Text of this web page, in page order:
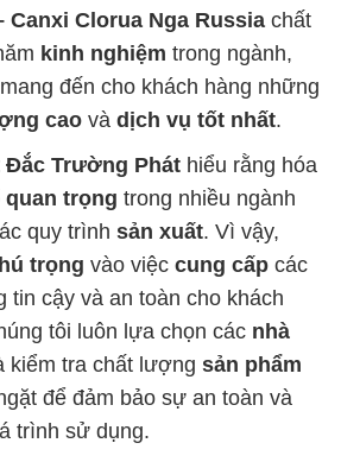
Canxi Clorua Nga Russia chất
kinh nghiệm trong ngành,
đến cho khách hàng những
cao và dịch vụ tốt nhất.
Đắc Trường Phát hiểu rằng hóa
quan trọng trong nhiều ngành
quy trình sản xuất. Vì vậy,
trọng vào việc cung cấp các
tin cậy và an toàn cho khách
tôi luôn lựa chọn các nhà
kiểm tra chất lượng sản phẩm
để đảm bảo sự an toàn và
trình sử dụng.